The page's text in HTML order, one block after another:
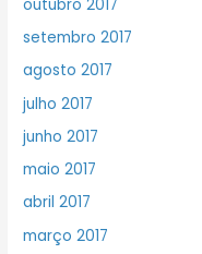
outubro 2017
setembro 2017
agosto 2017
julho 2017
junho 2017
maio 2017
abril 2017
março 2017